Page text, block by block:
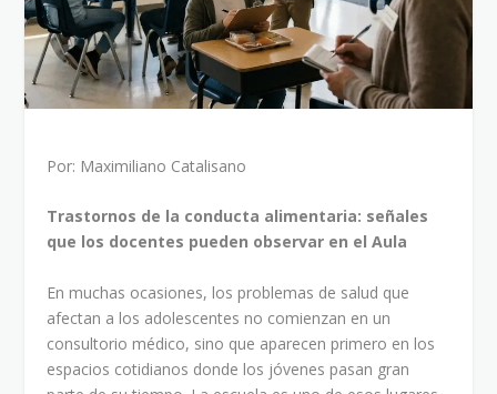
Por: Maximiliano Catalisano
Trastornos de la conducta alimentaria: señales
que los docentes pueden observar en el Aula
En muchas ocasiones, los problemas de salud que
afectan a los adolescentes no comienzan en un
consultorio médico, sino que aparecen primero en los
espacios cotidianos donde los jóvenes pasan gran